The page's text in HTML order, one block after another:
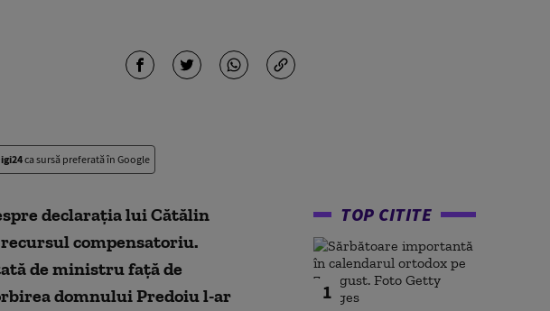
ca sursă preferată în Google
declarația lui Cătălin
compensatoriu.
de ministru față de
domnului Predoiu l-ar
TOP CITITE
1